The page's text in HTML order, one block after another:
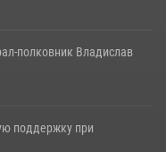
полковник Владислав
поддержку при